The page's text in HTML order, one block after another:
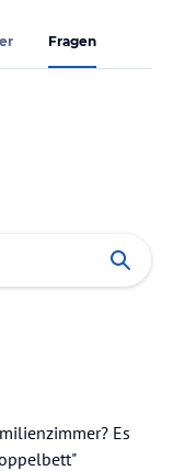
Fragen
Es